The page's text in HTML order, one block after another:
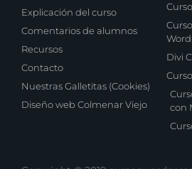
Explicación del curso
Comentarios de alumnos
Recursos
Contacto
Nuestras Galletitas (Cookies)
Diseño web Colmenar Viejo
Divi
con